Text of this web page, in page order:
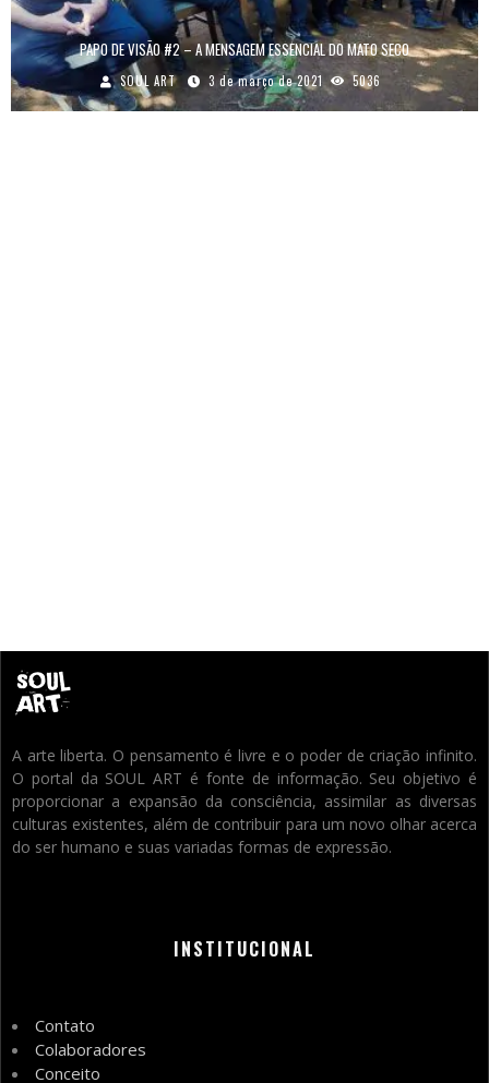
PAPO DE VISÃO #2 – A MENSAGEM ESSENCIAL DO MATO SECO
SOUL ART 3 de março de 2021 5036
A arte liberta. O pensamento é livre e o poder de criação infinito.
O portal da SOUL ART é fonte de informação. Seu objetivo é
proporcionar a expansão da consciência, assimilar as diversas
culturas existentes, além de contribuir para um novo olhar acerca
do ser humano e suas variadas formas de expressão.
INSTITUCIONAL
Contato
Colaboradores
Conceito